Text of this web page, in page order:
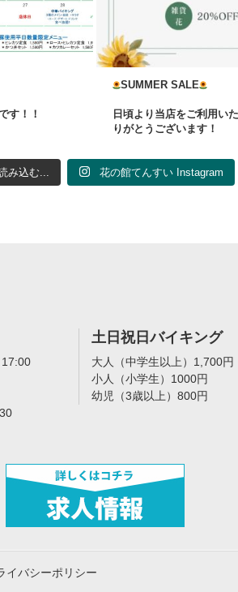
す！！
SUMMER SALE
日頃より当店をご利用い
りがとうございます！
み込む... 花の館てんすい Instagram
土日祝日バイキング
大人（中学生以上）1,700円
小人（小学生）1000円
幼児（3歳以上）800円
イバシーポリシー